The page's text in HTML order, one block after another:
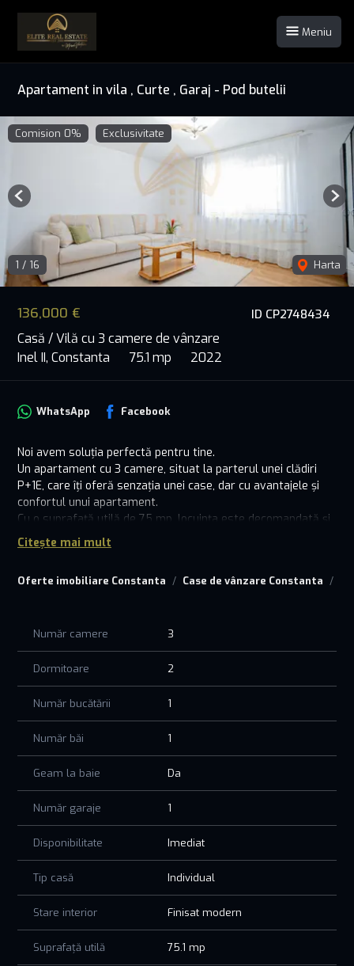
Meniu
Apartament in vila , Curte , Garaj - Pod butelii
ID CP2748434
136,000 €
Casă / Vilă cu 3 camere de vânzare
Inel II, Constanta
75.1 mp 2022
Comision 0% Exclusivitate
1 / 16 Harta
Previous
Oferte imobiliare Constanta Case de vânzare Constanta
WhatsApp Facebook
Noi avem soluția perfectă pentru tine.
Un apartament cu 3 camere, situat la parterul unei clădiri
P+1E, care îți oferă senzația unei case, dar cu avantajele și
confortul unui apartament.
Cu o suprafață utilă de 75 mp, locuința este decomandată și
foarte bine compartimentată, gândită pentru confortul unei
familii. Dressingul, camera de depozitare și debara aduc acel
Curtea proprie de 94 mp și garajul de 15 mp transformă
atunci când visezi la o casă.
✔ 3 camere
✔ 75 mp utili
✔ Curte proprie 94 mp
✔ Garaj 15 mp
✔ Centrală proprie
✔ Se vinde semimobilat
✔ Acte pregătite pentru vânzare
O proprietate ideală pentru cei care își doresc liniștea și
📞 Pentru mai multe detalii și programarea unei vizionări,
contactează-ne telefonic sau prin mesaj privat.
Citește mai mult
Număr camere 3
Dormitoare 2
Număr bucătării 1
Număr băi 1
Geam la baie Da
Număr garaje 1
Disponibilitate Imediat
Tip casă Individual
Stare interior Finisat modern
Suprafață utilă 75.1 mp